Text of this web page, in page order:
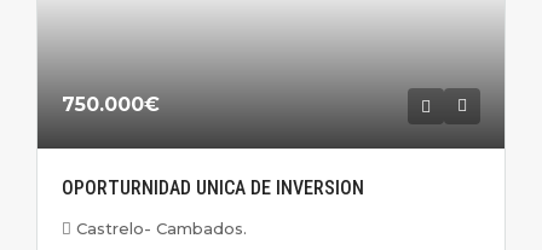
750.000€
OPORTURNIDAD UNICA DE INVERSION
Castrelo- Cambados.